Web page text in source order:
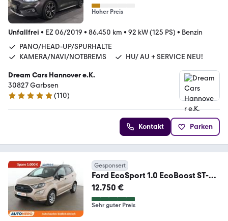
Hoher Preis
Unfallfrei • EZ 06/2019 • 86.450 km • 92 kW (125 PS) • Benzin
PANO/HEAD-UP/SPURHALTE
KAMERA/NAVI/NOTBREMS
HU/ AU + SERVICE NEU!
Dream Cars Hannover e.K.
30827 Garbsen
4.9 Sterne
(110)
Kontakt Parken
Gesponsert
Ford EcoSport 1.0 EcoBoost ST-
Line*NAVI*CAM*TEMPO*SHZ
12.750 €
Sehr guter Preis